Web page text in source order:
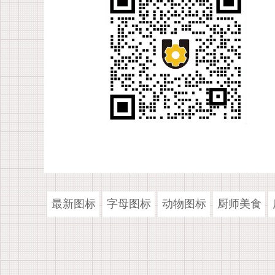
最新图标 字母图标 动物图标 厨师美食